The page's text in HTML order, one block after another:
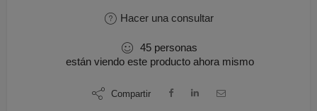
Hacer una consultar
45 personas
están viendo este producto ahora mismo
Compartir